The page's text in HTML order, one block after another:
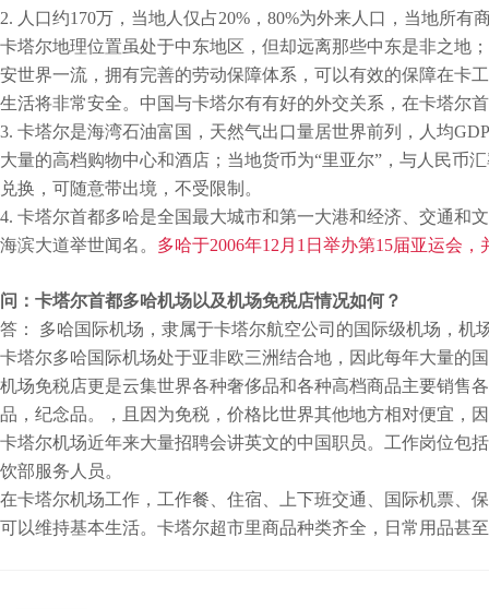
2. 人口约170万，当地人仅占20% ， 80%为外来人口，当地所有
卡塔尔地理位置虽处于中东地区，但却远离那些中东是非之地
安世界一流，拥有完善的劳动保障体系，可以有效的保障在卡
生活将非常安全。中国与卡塔尔有有好的外交关系，在卡塔尔
3. 卡塔尔是海湾石油富国，天然气出口量居世界前列，人均GDP
大量的高档购物中心和酒店；当地货币为“里亚尔” ，与人民币
兑换，可随意带出境，不受限制。
4. 卡塔尔首都多哈是全国最大城市和第一大港和经济、交通和
海滨大道举世闻名。 多哈于2006年12 月 1 日举办第15届亚运会，
问：卡塔尔首都多哈机场以及机场免税店情况如何？
答：
多哈国际机场，隶属于卡塔尔航空公司的国际级机场，
卡塔尔多哈国际机场处于亚非欧三洲结合地，因此每年大量的
机场免税店更是云集世界各种奢侈品和各种高档商品主要销售
品，纪念品。，且因为免税，价格比世界其他地方相对便宜，
卡塔尔机场近年来大量招聘会讲英文的中国职员。工作岗位包
饮部服务人员。
在卡塔尔机场工作，工作餐、住宿、上下班交通、国际机票、
可以维持基本生活。卡塔尔超市里商品种类齐全，日常用品甚